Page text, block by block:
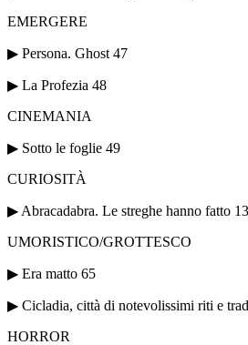
EMERGERE
▶ Persona. Ghost 47
▶ La Profezia 48
CINEMANIA
▶ Sotto le foglie 49
CURIOSITÀ
▶ Abracadabra. Le streghe hanno fatto
UMORISTICO/GROTTESCO
▶ Era matto 65
▶ Cicladia, città di notevolissimi riti e
HORROR